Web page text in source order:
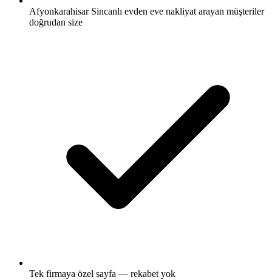
Afyonkarahisar Sincanlı evden eve nakliyat arayan müşteriler
doğrudan size
Tek firmaya özel sayfa — rekabet yok